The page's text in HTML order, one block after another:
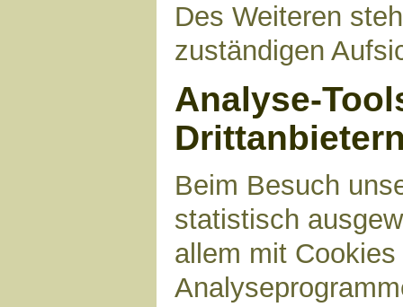
Des Weiteren
zuständigen
Analyse-
Beim Besuch
statistisch
allem mit